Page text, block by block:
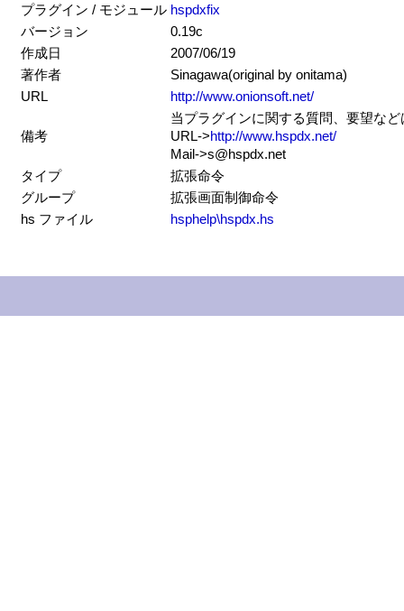
プラグイン / モジュール hspdxfix
バージョン
0.19c
作成日
2007/06/19
著作者
Sinagawa(original by onitama)
URL
http://www.onionsoft.net/
備考
当プラグインに関する質問、要望な
URL->http://www.hspdx.net/
Mail->s@hspdx.net
タイプ
拡張命令
グループ
拡張画面制御命令
hs ファイル
hsphelp\hspdx.hs